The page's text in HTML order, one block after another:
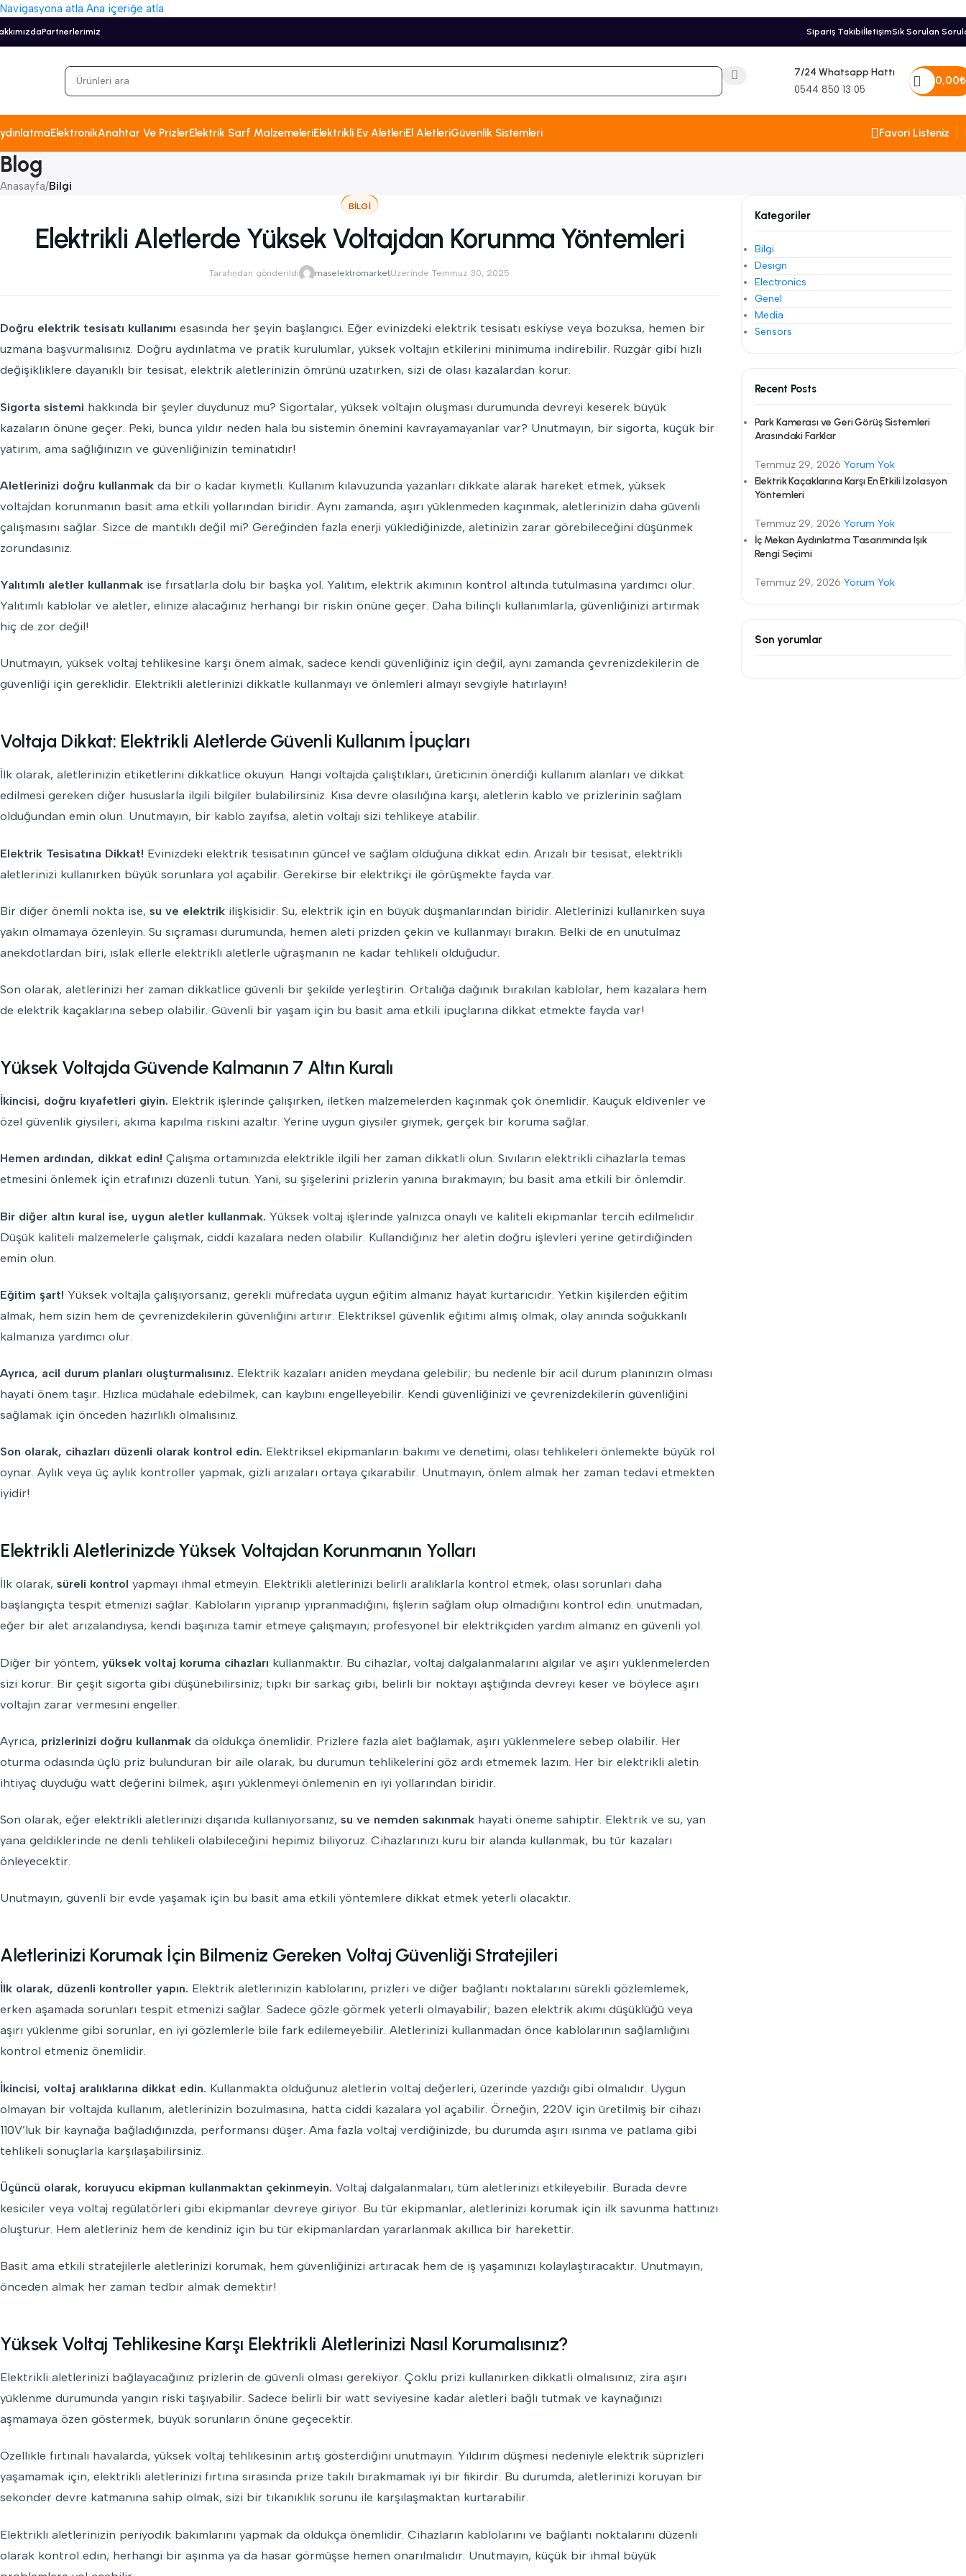
Navigasyona atla Ana içeriğe atla
Partnerlerimiz Sipariş TakibiİletişimSık Sorulan
7/24 Whatsapp Hattı
0544 850 13 05
0,00₺
ElektronikAnahtar Ve PrizlerElektrik Sarf MalzemeleriElektrikli Ev AletleriEl AletleriGüvenlik Sistemleri Favori Listeniz
Blog
Anasayfa/Bilgi
BILGI
Elektrikli Aletlerde Yüksek Voltajdan Korunma Yöntemleri
Tarafından gönderildi maselektromarketÜzerinde Temmuz 30, 2025
Doğru elektrik tesisatı kullanımı esasında her şeyin başlangıcı. Eğer evinizdeki elektrik tesisatı eskiyse veya bozuksa, hemen bir
uzmana başvurmalısınız. Doğru aydınlatma ve pratik kurulumlar, yüksek voltajın etkilerini minimuma indirebilir. Rüzgâr gibi hızlı
değişikliklere dayanıklı bir tesisat, elektrik aletlerinizin ömrünü uzatırken, sizi de olası kazalardan korur.
Sigorta sistemi hakkında bir şeyler duydunuz mu? Sigortalar, yüksek voltajın oluşması durumunda devreyi keserek büyük
kazaların önüne geçer. Peki, bunca yıldır neden hala bu sistemin önemini kavrayamayanlar var? Unutmayın, bir sigorta, küçük bir
yatırım, ama sağlığınızın ve güvenliğinizin teminatıdır!
Aletlerinizi doğru kullanmak da bir o kadar kıymetli. Kullanım kılavuzunda yazanları dikkate alarak hareket etmek, yüksek
voltajdan korunmanın basit ama etkili yollarından biridir. Aynı zamanda, aşırı yüklenmeden kaçınmak, aletlerinizin daha güvenli
çalışmasını sağlar. Sizce de mantıklı değil mi? Gereğinden fazla enerji yüklediğinizde, aletinizin zarar görebileceğini düşünmek
zorundasınız.
Yalıtımlı aletler kullanmak ise fırsatlarla dolu bir başka yol. Yalıtım, elektrik akımının kontrol altında tutulmasına yardımcı olur.
Yalıtımlı kablolar ve aletler, elinize alacağınız herhangi bir riskin önüne geçer. Daha bilinçli kullanımlarla, güvenliğinizi artırmak
hiç de zor değil!
Unutmayın, yüksek voltaj tehlikesine karşı önem almak, sadece kendi güvenliğiniz için değil, aynı zamanda çevrenizdekilerin de
güvenliği için gereklidir. Elektrikli aletlerinizi dikkatle kullanmayı ve önlemleri almayı sevgiyle hatırlayın!
Voltaja Dikkat: Elektrikli Aletlerde Güvenli Kullanım İpuçları
İlk olarak, aletlerinizin etiketlerini dikkatlice okuyun. Hangi voltajda çalıştıkları, üreticinin önerdiği kullanım alanları ve dikkat
edilmesi gereken diğer hususlarla ilgili bilgiler bulabilirsiniz. Kısa devre olasılığına karşı, aletlerin kablo ve prizlerinin sağlam
olduğundan emin olun. Unutmayın, bir kablo zayıfsa, aletin voltajı sizi tehlikeye atabilir.
Elektrik Tesisatına Dikkat! Evinizdeki elektrik tesisatının güncel ve sağlam olduğuna dikkat edin. Arızalı bir tesisat, elektrikli
aletlerinizi kullanırken büyük sorunlara yol açabilir. Gerekirse bir elektrikçi ile görüşmekte fayda var.
Bir diğer önemli nokta ise, su ve elektrik ilişkisidir. Su, elektrik için en büyük düşmanlarından biridir. Aletlerinizi kullanırken suya
yakın olmamaya özenleyin. Su sıçraması durumunda, hemen aleti prizden çekin ve kullanmayı bırakın. Belki de en unutulmaz
anekdotlardan biri, ıslak ellerle elektrikli aletlerle uğraşmanın ne kadar tehlikeli olduğudur.
Son olarak, aletlerinizi her zaman dikkatlice güvenli bir şekilde yerleştirin. Ortalığa dağınık bırakılan kablolar, hem kazalara hem
de elektrik kaçaklarına sebep olabilir. Güvenli bir yaşam için bu basit ama etkili ipuçlarına dikkat etmekte fayda var!
Yüksek Voltajda Güvende Kalmanın 7 Altın Kuralı
İkincisi, doğru kıyafetleri giyin. Elektrik işlerinde çalışırken, iletken malzemelerden kaçınmak çok önemlidir. Kauçuk eldivenler ve
özel güvenlik giysileri, akıma kapılma riskini azaltır. Yerine uygun giysiler giymek, gerçek bir koruma sağlar.
Hemen ardından, dikkat edin! Çalışma ortamınızda elektrikle ilgili her zaman dikkatli olun. Sıvıların elektrikli cihazlarla temas
etmesini önlemek için etrafınızı düzenli tutun. Yani, su şişelerini prizlerin yanına bırakmayın; bu basit ama etkili bir önlemdir.
Bir diğer altın kural ise, uygun aletler kullanmak. Yüksek voltaj işlerinde yalnızca onaylı ve kaliteli ekipmanlar tercih edilmelidir.
Düşük kaliteli malzemelerle çalışmak, ciddi kazalara neden olabilir. Kullandığınız her aletin doğru işlevleri yerine getirdiğinden
emin olun.
Eğitim şart! Yüksek voltajla çalışıyorsanız, gerekli müfredata uygun eğitim almanız hayat kurtarıcıdır. Yetkin kişilerden eğitim
almak, hem sizin hem de çevrenizdekilerin güvenliğini artırır. Elektriksel güvenlik eğitimi almış olmak, olay anında soğukkanlı
kalmanıza yardımcı olur.
Ayrıca, acil durum planları oluşturmalısınız. Elektrik kazaları aniden meydana gelebilir; bu nedenle bir acil durum planınızın olması
hayati önem taşır. Hızlıca müdahale edebilmek, can kaybını engelleyebilir. Kendi güvenliğinizi ve çevrenizdekilerin güvenliğini
sağlamak için önceden hazırlıklı olmalısınız.
Son olarak, cihazları düzenli olarak kontrol edin. Elektriksel ekipmanların bakımı ve denetimi, olası tehlikeleri önlemekte büyük rol
oynar. Aylık veya üç aylık kontroller yapmak, gizli arızaları ortaya çıkarabilir. Unutmayın, önlem almak her zaman tedavi etmekten
iyidir!
Elektrikli Aletlerinizde Yüksek Voltajdan Korunmanın Yolları
İlk olarak, süreli kontrol yapmayı ihmal etmeyin. Elektrikli aletlerinizi belirli aralıklarla kontrol etmek, olası sorunları daha
başlangıçta tespit etmenizi sağlar. Kabloların yıpranıp yıpranmadığını, fişlerin sağlam olup olmadığını kontrol edin. unutmadan,
eğer bir alet arızalandıysa, kendi başınıza tamir etmeye çalışmayın; profesyonel bir elektrikçiden yardım almanız en güvenli yol.
Diğer bir yöntem, yüksek voltaj koruma cihazları kullanmaktır. Bu cihazlar, voltaj dalgalanmalarını algılar ve aşırı yüklenmelerden
sizi korur. Bir çeşit sigorta gibi düşünebilirsiniz; tıpkı bir sarkaç gibi, belirli bir noktayı aştığında devreyi keser ve böylece aşırı
voltajın zarar vermesini engeller.
Ayrıca, prizlerinizi doğru kullanmak da oldukça önemlidir. Prizlere fazla alet bağlamak, aşırı yüklenmelere sebep olabilir. Her
oturma odasında üçlü priz bulunduran bir aile olarak, bu durumun tehlikelerini göz ardı etmemek lazım. Her bir elektrikli aletin
ihtiyaç duyduğu watt değerini bilmek, aşırı yüklenmeyi önlemenin en iyi yollarından biridir.
Son olarak, eğer elektrikli aletlerinizi dışarıda kullanıyorsanız, su ve nemden sakınmak hayati öneme sahiptir. Elektrik ve su, yan
yana geldiklerinde ne denli tehlikeli olabileceğini hepimiz biliyoruz. Cihazlarınızı kuru bir alanda kullanmak, bu tür kazaları
önleyecektir.
Unutmayın, güvenli bir evde yaşamak için bu basit ama etkili yöntemlere dikkat etmek yeterli olacaktır.
Aletlerinizi Korumak İçin Bilmeniz Gereken Voltaj Güvenliği Stratejileri
İlk olarak, düzenli kontroller yapın. Elektrik aletlerinizin kablolarını, prizleri ve diğer bağlantı noktalarını sürekli gözlemlemek,
erken aşamada sorunları tespit etmenizi sağlar. Sadece gözle görmek yeterli olmayabilir; bazen elektrik akımı düşüklüğü veya
aşırı yüklenme gibi sorunlar, en iyi gözlemlerle bile fark edilemeyebilir. Aletlerinizi kullanmadan önce kablolarının sağlamlığını
kontrol etmeniz önemlidir.
İkincisi, voltaj aralıklarına dikkat edin. Kullanmakta olduğunuz aletlerin voltaj değerleri, üzerinde yazdığı gibi olmalıdır. Uygun
olmayan bir voltajda kullanım, aletlerinizin bozulmasına, hatta ciddi kazalara yol açabilir. Örneğin, 220V için üretilmiş bir cihazı
110V’luk bir kaynağa bağladığınızda, performansı düşer. Ama fazla voltaj verdiğinizde, bu durumda aşırı ısınma ve patlama gibi
tehlikeli sonuçlarla karşılaşabilirsiniz.
Üçüncü olarak, koruyucu ekipman kullanmaktan çekinmeyin. Voltaj dalgalanmaları, tüm aletlerinizi etkileyebilir. Burada devre
kesiciler veya voltaj regülatörleri gibi ekipmanlar devreye giriyor. Bu tür ekipmanlar, aletlerinizi korumak için ilk savunma hattınızı
oluşturur. Hem aletleriniz hem de kendiniz için bu tür ekipmanlardan yararlanmak akıllıca bir harekettir.
Basit ama etkili stratejilerle aletlerinizi korumak, hem güvenliğinizi artıracak hem de iş yaşamınızı kolaylaştıracaktır. Unutmayın,
önceden almak her zaman tedbir almak demektir!
Yüksek Voltaj Tehlikesine Karşı Elektrikli Aletlerinizi Nasıl Korumalısınız?
Elektrikli aletlerinizi bağlayacağınız prizlerin de güvenli olması gerekiyor. Çoklu prizi kullanırken dikkatli olmalısınız; zira aşırı
yüklenme durumunda yangın riski taşıyabilir. Sadece belirli bir watt seviyesine kadar aletleri bağlı tutmak ve kaynağınızı
aşmamaya özen göstermek, büyük sorunların önüne geçecektir.
Özellikle fırtınalı havalarda, yüksek voltaj tehlikesinin artış gösterdiğini unutmayın. Yıldırım düşmesi nedeniyle elektrik süprizleri
yaşamamak için, elektrikli aletlerinizi fırtına sırasında prize takılı bırakmamak iyi bir fikirdir. Bu durumda, aletlerinizi koruyan bir
sekonder devre katmanına sahip olmak, sizi bir tıkanıklık sorunu ile karşılaşmaktan kurtarabilir.
Elektrikli aletlerinizin periyodik bakımlarını yapmak da oldukça önemlidir. Cihazların kablolarını ve bağlantı noktalarını düzenli
olarak kontrol edin; herhangi bir aşınma ya da hasar görmüşse hemen onarılmalıdır. Unutmayın, küçük bir ihmal büyük
Kategoriler
Bilgi
Design
Electronics
Genel
Media
Sensors
Recent Posts
Park Kamerası ve Geri Görüş Sistemleri
Arasındaki Farklar
Temmuz 29, 2026 Yorum Yok
Elektrik Kaçaklarına Karşı En Etkili İzolasyon
Yöntemleri
Temmuz 29, 2026 Yorum Yok
İç Mekan Aydınlatma Tasarımında Işık
Rengi Seçimi
Temmuz 29, 2026 Yorum Yok
Son yorumlar